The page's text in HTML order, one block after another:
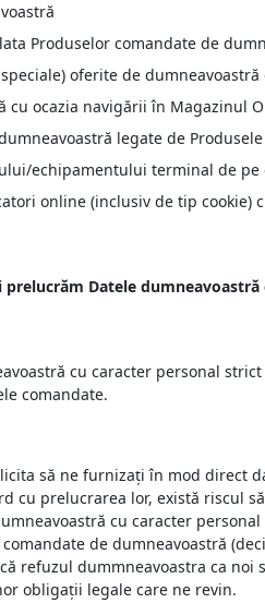
Produselor comandate de
oferite de
cu ocazia navigării în Magazinul
legate de
echipamentului terminal de
online (inclusiv de tip cookie)
Datele dumneavoastră
cu caracter personal
comandate.
să ne furnizați în mod direct
cu prelucrarea lor, există riscul
cu caracter
de dumneavoastră
refuzul dummneavoastra ca
obligații legale care ne revin.